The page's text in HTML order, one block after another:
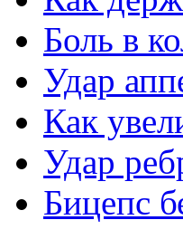
Боль в
Удар
Как
Удар
Бицепс